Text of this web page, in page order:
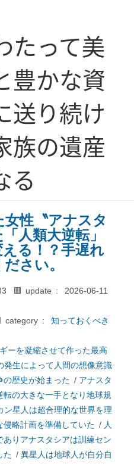
たって美
豊かな資
送り続け
族の遺産
る
性〝アナスタ
人類大逆転」
る！？手遅れ
さい。
🟥 update :
2026-06-11
category :
知っておくべき
ーを凝縮させて作った最高
発生によって人間の想像意識
の歴史が始まった / アナスタ
の大きな一手となり地球規
ン星人は超合理的な世界を理
略計画を準備していた / 人
りアナスタシアは訓練セン
た / 異星人は地球人が自分自